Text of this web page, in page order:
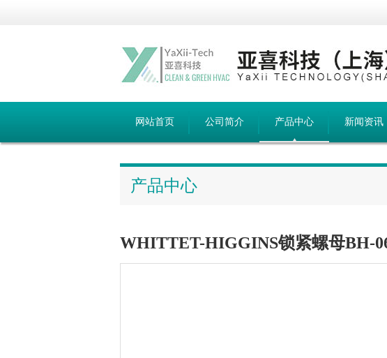
网站首页 公司简介 产品中心 新闻资讯
产品中心
WHITTET-HIGGINS锁紧螺母BH-